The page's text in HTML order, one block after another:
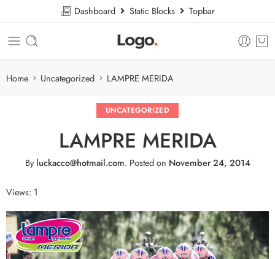
Dashboard Static Blocks Topbar
Home Uncategorized LAMPRE MERIDA
UNCATEGORIZED
LAMPRE MERIDA
Byluckacco@hotmail.com. Posted on November 24, 2014
Views: 1